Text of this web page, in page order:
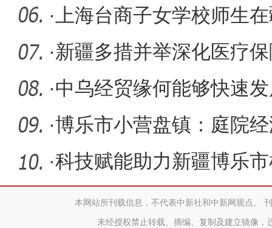
召开
· 上海台商子女学校师生
育参
·新疆多措并举深化医疗
障病有
·中乌经贸缘何能够快速
·博乐市小营盘镇：庭院经
成“聚宝
·科技赋能助力新疆博乐
本网站所刊载信息，不代表中新社和中新网观点。
未经授权禁止转载、摘编、复制及建立镜像，